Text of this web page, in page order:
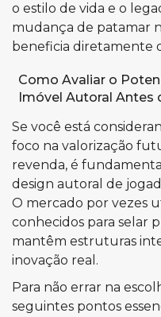
o estilo de vida e o
mudança de patamar
beneficia diretamente
Como Avaliar o
Imóvel Autoral Antes
Se você está
foco na valorização
revenda, é
design autoral de
O mercado por vezes
conhecidos para selar
mantêm estruturas
inovação real.
Para não errar na
seguintes pontos